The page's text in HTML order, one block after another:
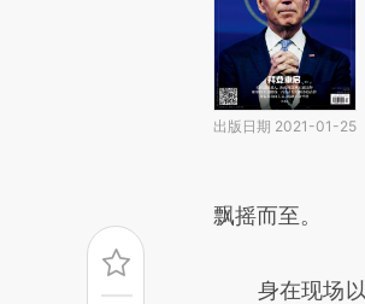
出版日期 2021-01-25
飘摇而至。
身在现场以